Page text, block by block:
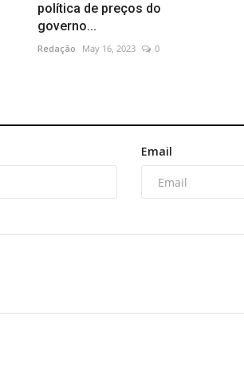
política de preços do
governo...
Redação May 16, 2023 0
Email